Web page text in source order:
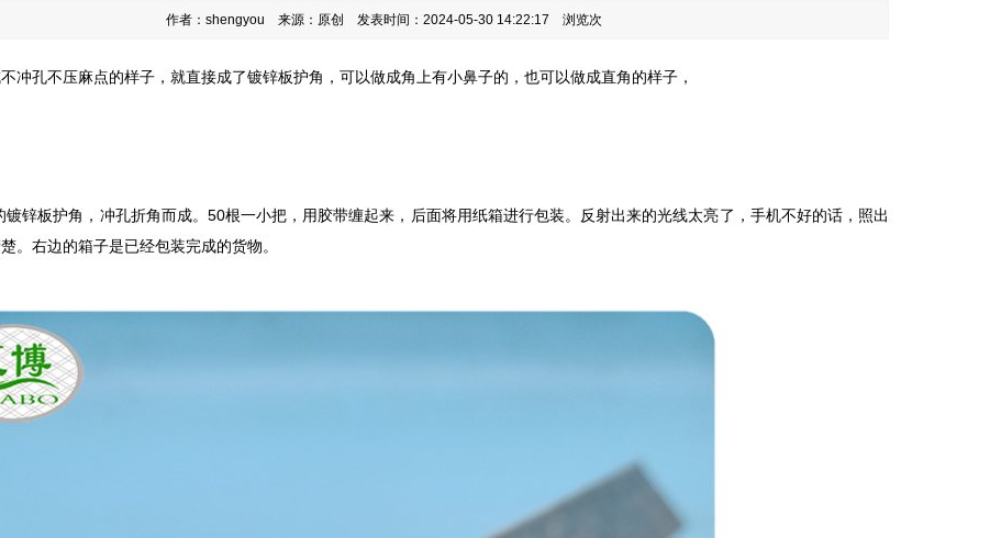
作者：shengyou 来源：原创 发表时间：2024-05-30 14:22:17 浏览次
冲孔不压麻点的样子，就直接成了镀锌板护角，可以做成角上有小鼻子的，也可以做成直角的样子，
镀锌板护角，冲孔折角而成。50根一小把，用胶带缠起来，后面将用纸箱进行包装。反射出来的光线太亮了，手机不好的话，照出
。右边的箱子是已经包装完成的货物。